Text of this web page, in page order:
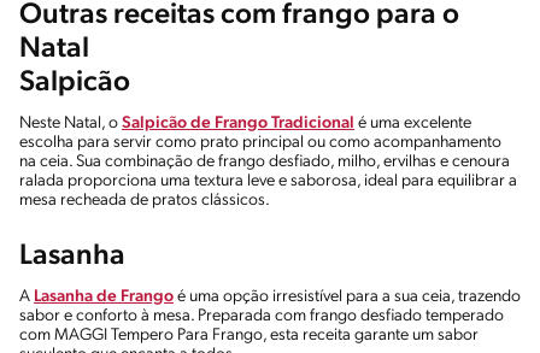
Outras receitas com frango para o
Natal
Salpicão
Neste Natal, o Salpicão de Frango Tradicional é uma excelente
escolha para servir como prato principal ou como acompanhamento
na ceia. Sua combinação de frango desfiado, milho, ervilhas e cenoura
ralada proporciona uma textura leve e saborosa, ideal para equilibrar a
mesa recheada de pratos clássicos.
Lasanha
A Lasanha de Frango é uma opção irresistível para a sua ceia, trazendo
sabor e conforto à mesa. Preparada com frango desfiado temperado
com MAGGI Tempero Para Frango, esta receita garante um sabor